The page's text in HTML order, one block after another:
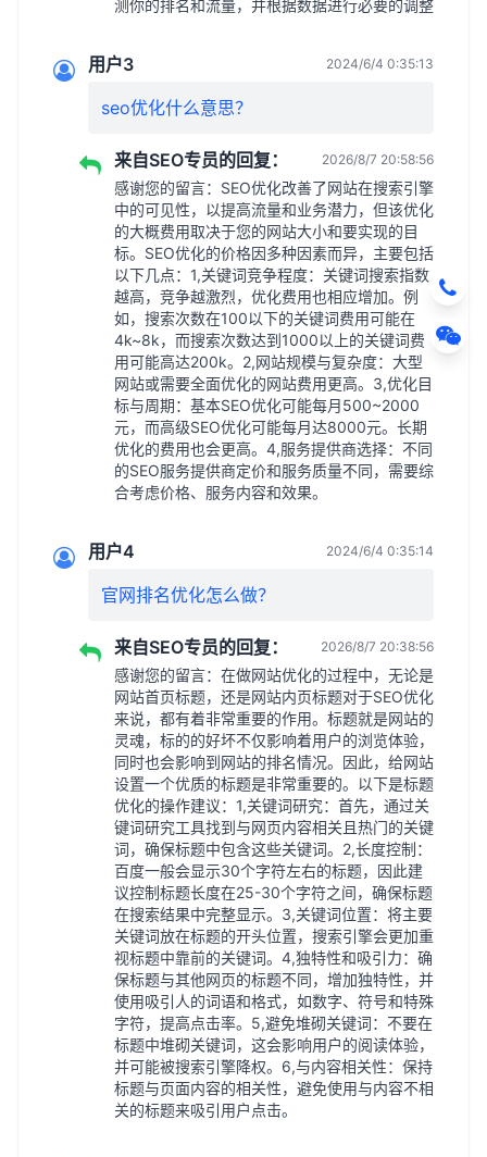
测你的排名和流量，并根据数据进行必要的调整
用户3 2024/6/4 0:35:13
seo优化什么意思？
来自SEO专员的回复： 2026/8/7 20:58:56
感谢您的留言：SEO优化改善了网站在搜索引擎
中的可见性，以提高流量和业务潜力，但该优化
的大概费用取决于您的网站大小和要实现的目
标。SEO优化的价格因多种因素而异，主要包括
以下几点：1,关键词竞争程度：关键词搜索指数
越高，竞争越激烈，优化费用也相应增加。例
如，搜索次数在100以下的关键词费用可能在
4k~8k，而搜索次数达到1000以上的关键词费
用可能高达200k。2,网站规模与复杂度：大型
网站或需要全面优化的网站费用更高。3,优化目
标与周期：基本SEO优化可能每月500~2000
元，而高级SEO优化可能每月达8000元。长期
优化的费用也会更高。4,服务提供商选择：不同
的SEO服务提供商定价和服务质量不同，需要综
合考虑价格、服务内容和效果。
用户4 2024/6/4 0:35:14
官网排名优化怎么做？
来自SEO专员的回复： 2026/8/7 20:38:56
感谢您的留言：在做网站优化的过程中，无论是
网站首页标题，还是网站内页标题对于SEO优化
来说，都有着非常重要的作用。标题就是网站的
灵魂，标的的好坏不仅影响着用户的浏览体验，
同时也会影响到网站的排名情况。因此，给网站
设置一个优质的标题是非常重要的。以下是标题
优化的操作建议：1,关键词研究：首先，通过关
键词研究工具找到与网页内容相关且热门的关键
词，确保标题中包含这些关键词。2,长度控制：
百度一般会显示30个字符左右的标题，因此建
议控制标题长度在25-30个字符之间，确保标题
在搜索结果中完整显示。3,关键词位置：将主要
关键词放在标题的开头位置，搜索引擎会更加重
视标题中靠前的关键词。4,独特性和吸引力：确
保标题与其他网页的标题不同，增加独特性，并
使用吸引人的词语和格式，如数字、符号和特殊
字符，提高点击率。5,避免堆砌关键词：不要在
标题中堆砌关键词，这会影响用户的阅读体验，
并可能被搜索引擎降权。6,与内容相关性：保持
标题与页面内容的相关性，避免使用与内容不相
关的标题来吸引用户点击。